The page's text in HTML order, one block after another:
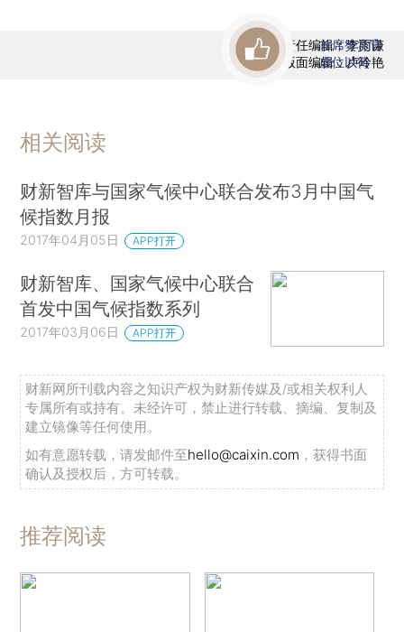
责任编辑：李雨谦
版面编辑：卢玲艳
首席赞赏官
虚位以待
相关阅读
财新智库与国家气候中心联合发布3月中国气
候指数月报
2017年04月05日 APP打开
财新智库、国家气候中心联合
首发中国气候指数系列
2017年03月06日 APP打开
财新网所刊载内容之知识产权为财新传媒及/或相关权利人
专属所有或持有。未经许可，禁止进行转载、摘编、复制及
建立镜像等任何使用。
如有意愿转载，请发邮件至hello@caixin.com ，获得书面
确认及授权后，方可转载。
推荐阅读